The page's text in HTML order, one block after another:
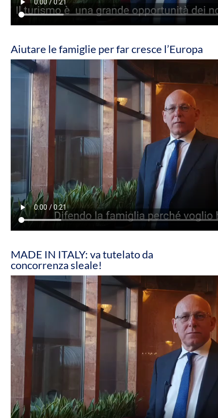
Aiutare le famiglie per far cresce l’Europa
MADE IN ITALY: va tutelato da
concorrenza sleale!